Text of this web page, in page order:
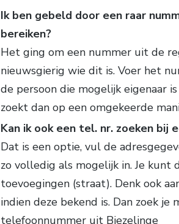
Ik ben gebeld door een raar
bereiken?
Het ging om een nummer uit de
nieuwsgierig wie dit is. Voer het
de persoon die mogelijk eigenaar
zoekt dan op een omgekeerde
Kan ik ook een tel. nr. zoeken bij
Dat is een optie, vul de
zo volledig als mogelijk in. Je kunt
toevoegingen (straat). Denk ook
indien deze bekend is. Dan zoek je
telefoonnummer uit Biezelinge